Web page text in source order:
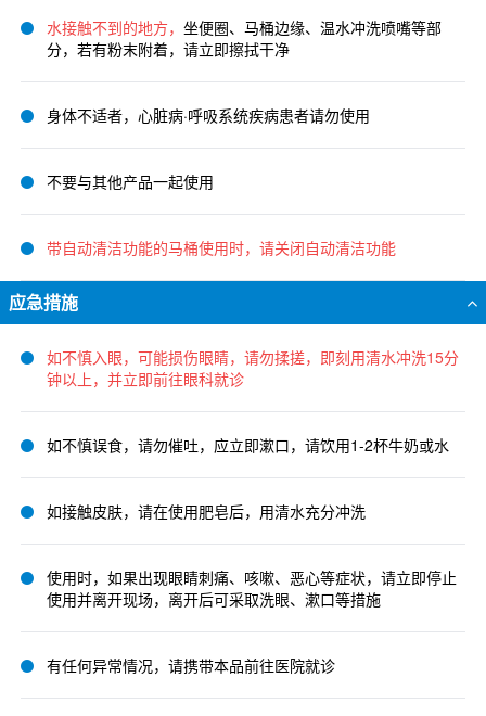
水接触不到的地方， 坐便圈、马桶边缘、温水冲洗喷嘴等部
分，若有粉末附着，请立即擦拭干净
身体不适者，心脏病·呼吸系统疾病患者请勿使用
不要与其他产品一起使用
带自动清洁功能的马桶使用时，请关闭自动清洁功能
应急措施
如不慎入眼，可能损伤眼睛，请勿揉搓，即刻用清水冲洗15分
钟以上，并立即前往眼科就诊
如不慎误食，请勿催吐，应立即漱口，请饮用1-2杯牛奶或水
如接触皮肤，请在使用肥皂后，用清水充分冲洗
使用时，如果出现眼睛刺痛、咳嗽、恶心等症状，请立即停止
使用并离开现场，离开后可采取洗眼、漱口等措施
有任何异常情况，请携带本品前往医院就诊